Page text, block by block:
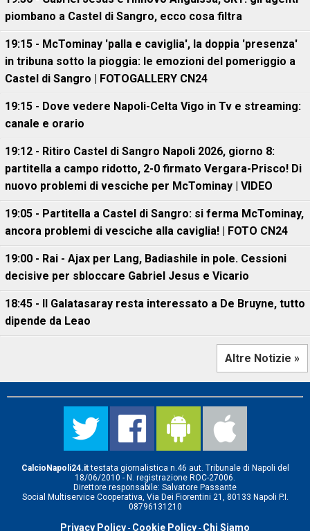
piombano a Castel di Sangro, ecco cosa filtra
19:15 - McTominay 'palla e caviglia', la doppia 'presenza'
in tribuna sotto la pioggia: le emozioni del pomeriggio a
Castel di Sangro | FOTOGALLERY CN24
19:15 - Dove vedere Napoli-Celta Vigo in Tv e streaming:
canale e orario
19:12 - Ritiro Castel di Sangro Napoli 2026, giorno 8:
partitella a campo ridotto, 2-0 firmato Vergara-Prisco! Di
nuovo problemi di vesciche per McTominay | VIDEO
19:05 - Partitella a Castel di Sangro: si ferma McTominay,
ancora problemi di vesciche alla caviglia! | FOTO CN24
19:00 - Rai - Ajax per Lang, Badiashile in pole. Cessioni
decisive per sbloccare Gabriel Jesus e Vicario
18:45 - Il Galatasaray resta interessato a De Bruyne, tutto
dipende da Leao
Altre Notizie »
CalcioNapoli24.ittestata giornalistica n.46 aut. Tribunale di Napoli del
18/06/2010 - N. registrazione ROC-27006.
Direttore responsabile: Salvatore Passante
Social Multiservice Cooperativa, Via Dei Fiorentini 21, 80133 Napoli P.I.
08796131210
Privacy Policy - Cookie Policy - Chi Siamo